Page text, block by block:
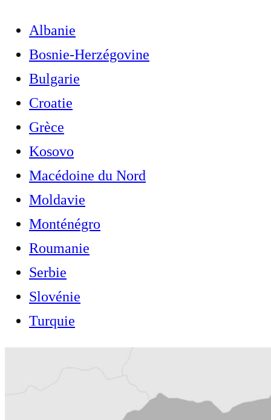
Albanie
Bosnie-Herzégovine
Bulgarie
Croatie
Grèce
Kosovo
Macédoine du Nord
Moldavie
Monténégro
Roumanie
Serbie
Slovénie
Turquie